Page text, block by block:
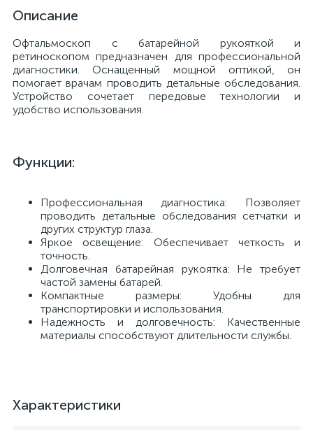
Описание
Офтальмоскоп с батарейной рукояткой и
ретиноскопом предназначен для профессиональной
диагностики. Оснащенный мощной оптикой, он
помогает врачам проводить детальные обследования.
Устройство сочетает передовые технологии и
удобство использования.
Функции:
Профессиональная диагностика: Позволяет
проводить детальные обследования сетчатки и
других структур глаза.
Яркое освещение: Обеспечивает четкость и
точность.
Долговечная батарейная рукоятка: Не требует
частой замены батарей.
Компактные размеры: Удобны для
транспортировки и использования.
Надежность и долговечность: Качественные
материалы способствуют длительности службы.
Характеристики